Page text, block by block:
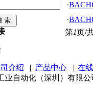
·
·
第1页/
介绍 | 产品中心 | 在
业自动化（深圳）有限